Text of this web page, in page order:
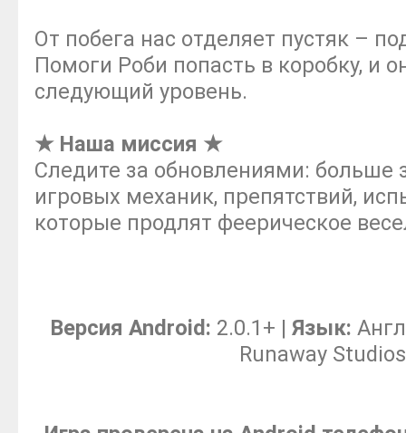
От побега нас отделяет пустяк –
Помоги Роби попасть в коробку, и
следующий уровень.
★ Наша миссия ★
Следите за обновлениями: больше
игровых механик, препятствий,
которые продлят феерическое
Версия Android: 2.0.1+ | Язык:
Runaway